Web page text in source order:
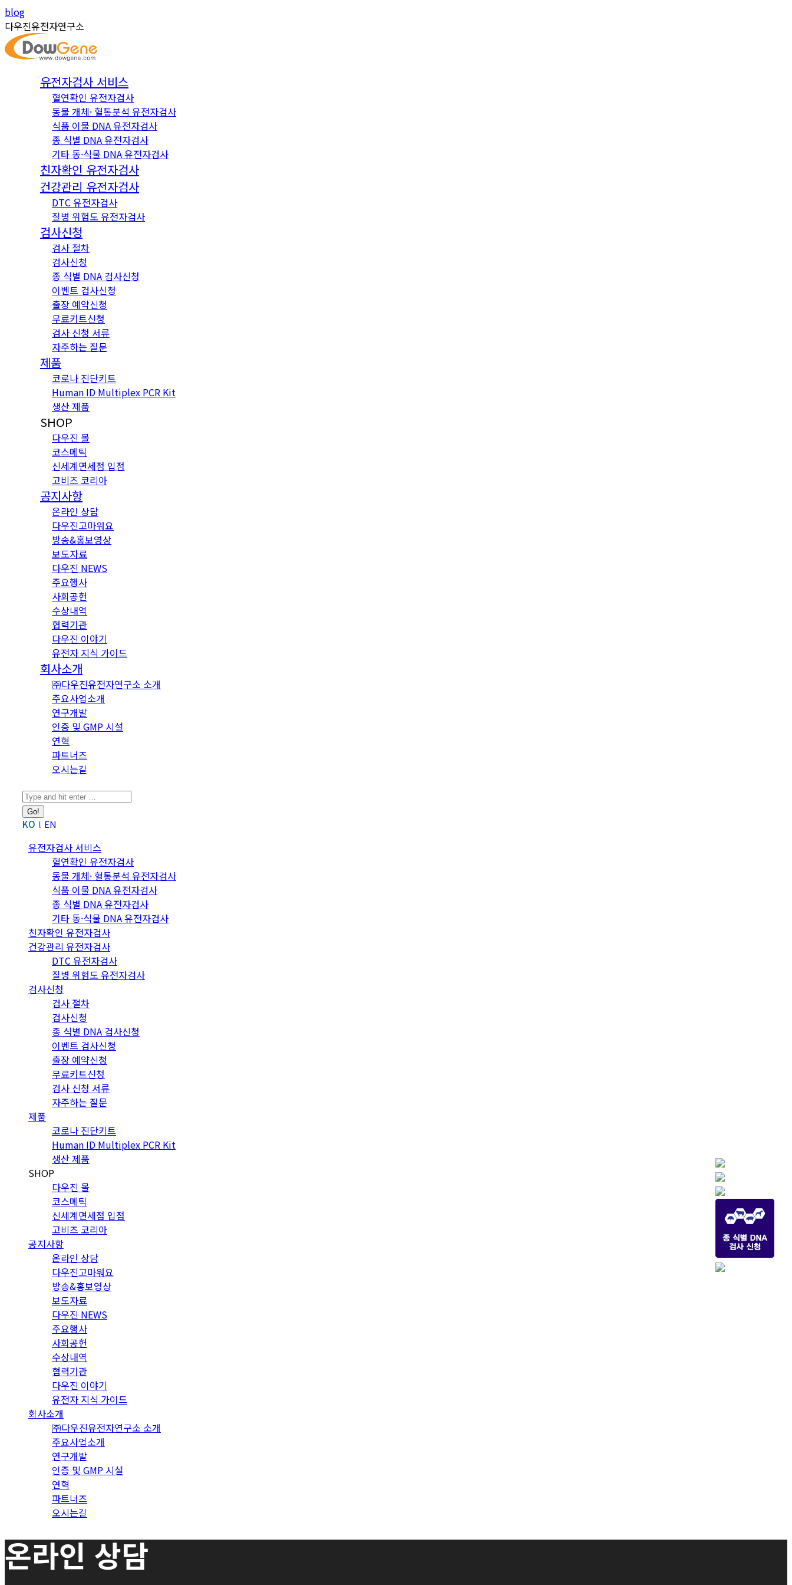
Skip
to
content
Instagram
page
opens
in
YouTube
page
opens
in
blog
다우진유전자연구소
유전자검사 서비스
혈연확인 유전자검사
동물 개체· 혈통분석 유전자검사
식품 이물 DNA 유전자검사
종 식별 DNA 유전자검사
기타 동·식물 DNA 유전자검사
친자확인 유전자검사
건강관리 유전자검사
DTC 유전자검사
질병 위험도 유전자검사
검사신청
검사 절차
검사신청
종 식별 DNA 검사신청
이벤트 검사신청
출장 예약신청
무료키트신청
검사 신청 서류
자주하는 질문
제품
코로나 진단키트
Human ID Multiplex PCR Kit
생산 제품
SHOP
다우진 몰
코스메틱
신세계면세점 입점
고비즈 코리아
공지사항
온라인 상담
다우진고마워요
방송&홍보영상
보도자료
다우진 NEWS
주요행사
사회공헌
수상내역
협력기관
다우진 이야기
유전자 지식 가이드
회사소개
㈜다우진유전자연구소 소개
주요사업소개
연구개발
인증 및 GMP 시설
연혁
파트너즈
오시는길
Search:
KO EN
유전자검사 서비스
혈연확인 유전자검사
동물 개체· 혈통분석 유전자검사
식품 이물 DNA 유전자검사
종 식별 DNA 유전자검사
기타 동·식물 DNA 유전자검사
친자확인 유전자검사
건강관리 유전자검사
DTC 유전자검사
질병 위험도 유전자검사
검사신청
검사 절차
검사신청
종 식별 DNA 검사신청
이벤트 검사신청
출장 예약신청
무료키트신청
검사 신청 서류
자주하는 질문
제품
코로나 진단키트
Human ID Multiplex PCR Kit
생산 제품
SHOP
다우진 몰
코스메틱
신세계면세점 입점
고비즈 코리아
공지사항
온라인 상담
다우진고마워요
방송&홍보영상
보도자료
다우진 NEWS
주요행사
사회공헌
수상내역
협력기관
다우진 이야기
유전자 지식 가이드
회사소개
㈜다우진유전자연구소 소개
주요사업소개
연구개발
인증 및 GMP 시설
연혁
파트너즈
오시는길
온라인 상담